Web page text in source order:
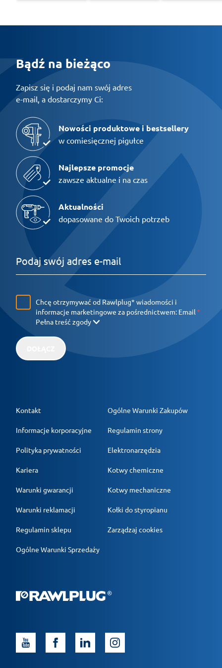
Bądź na bieżąco
Zapisz się i podaj nam swój adres
e-mail, a dostarczymy Ci:
Nowości produktowe i bestsellery
w comiesięcznej pigułce
Najlepsze promocje
zawsze aktualne i na czas
Aktualności
dopasowane do Twoich potrzeb
Chcę otrzymywać od Rawlplug* wiadomości i
informacje marketingowe za pośrednictwem: Email
Pełna treść zgody
Kontakt
Informacje korporacyjne
Polityka prywatności
Kariera
Warunki gwarancji
Warunki reklamacji
Regulamin sklepu
Ogólne Warunki Sprzedaży
Ogólne Warunki Zakupów
Regulamin strony
Elektronarzędzia
Kotwy chemiczne
Kotwy mechaniczne
Kołki do styropianu
Zarządzaj cookies